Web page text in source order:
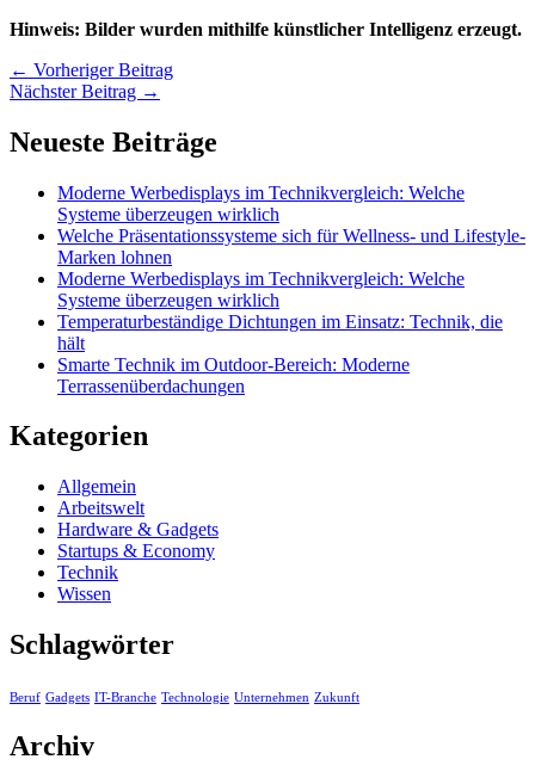
Hinweis: Bilder wurden mithilfe künstlicher Intelligenz erzeugt.
← Vorheriger Beitrag
Nächster Beitrag →
Neueste Beiträge
Moderne Werbedisplays im Technikvergleich: Welche
Systeme überzeugen wirklich
Welche Präsentationssysteme sich für Wellness- und Lifestyle-
Marken lohnen
Moderne Werbedisplays im Technikvergleich: Welche
Systeme überzeugen wirklich
Temperaturbeständige Dichtungen im Einsatz: Technik, die
hält
Smarte Technik im Outdoor-Bereich: Moderne
Terrassenüberdachungen
Kategorien
Allgemein
Arbeitswelt
Hardware & Gadgets
Startups & Economy
Technik
Wissen
Schlagwörter
Beruf Gadgets IT-Branche Technologie Unternehmen Zukunft
Archiv